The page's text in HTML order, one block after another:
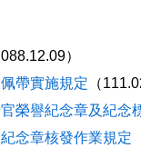
088.12.09）
帶實施規定 （
榮譽紀念章及紀念
念章核發作業規定